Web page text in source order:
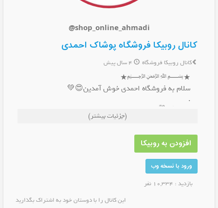
@shop_online_ahmadi
کانال روبیکا فروشگاه پوشاک احمدی
کانال روبیکا فروشگاه
★﷽★
سلام به فروشگاه احمدی خوش آمدین😍💚
.
فروشگاه🛍 آنلاین پوشاک زنانه
و کیفت عالی👍
.
ارسال رایگان ب سراسر ایران🇮🇷 📦
(جزئیات بیشتر)
افزودن به روبیکا
ورود با نسخه وب
بازدید : 10,334 نفر
این کانال را با دوستان خود به اشتراک بگذارید